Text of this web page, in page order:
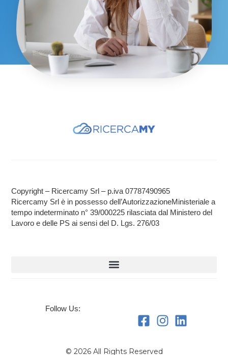
Copyright – Ricercamy Srl – p.iva 07787490965
Ricercamy Srl è in possesso dell’AutorizzazioneMinisteriale a
tempo indeterminato n° 39/000225 rilasciata dal Ministero del
Lavoro e delle PS ai sensi del D. Lgs. 276/03
Follow Us:
© 2026 All Rights Reserved